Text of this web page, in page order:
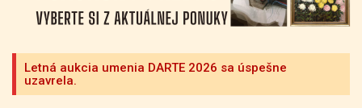
Letná aukcia umenia DARTE 2026 sa úspešne
uzavrela.